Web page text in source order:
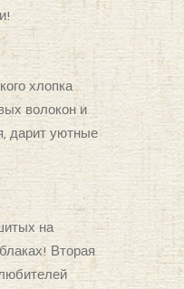
хлопка
волокон и
дарит уютные
на
Вторая